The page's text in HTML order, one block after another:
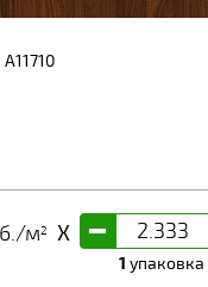
A11710
м2 X -
1 упаковка